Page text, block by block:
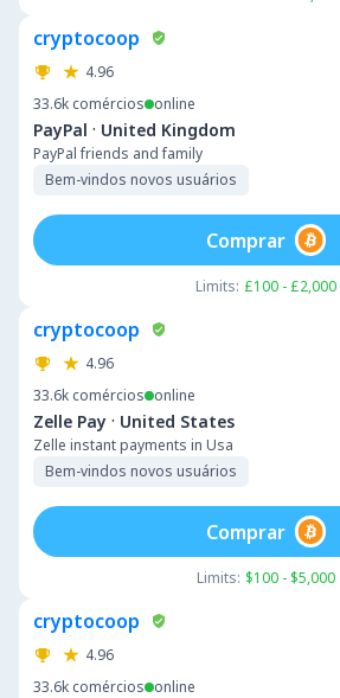
cryptocoop
4.96
33.6k comércios online
PayPal · United Kingdom
PayPal friends and family
Bem-vindos novos usuários
Limits: £100 - £2,000
Comprar
cryptocoop
4.96
33.6k comércios online
Zelle Pay · United States
Zelle instant payments in Usa
Bem-vindos novos usuários
Limits: $100 - $5,000
Comprar
cryptocoop
4.96
33.6k comércios online